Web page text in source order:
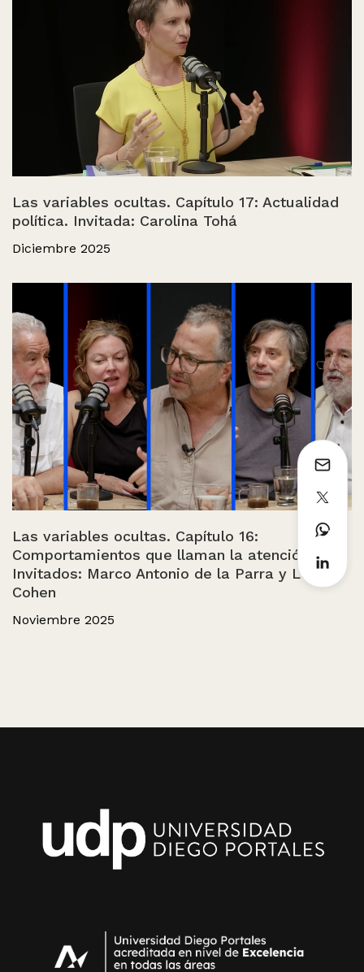
Las variables ocultas. Capítulo 17: Actualidad
política. Invitada: Carolina Tohá
Diciembre 2025
Las variables ocultas. Capítulo 16:
Comportamientos que llaman la atención.
Invitados: Marco Antonio de la Parra y León
Cohen
Noviembre 2025